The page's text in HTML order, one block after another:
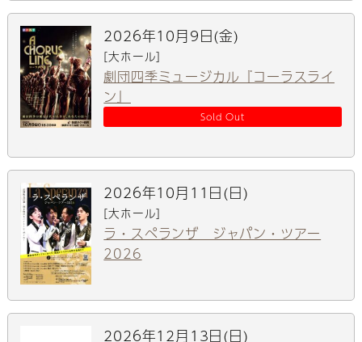
2026年10月9日(金)
[大ホール]
劇団四季ミュージカル『コーラスライ
ン』
Sold Out
2026年10月11日(日)
[大ホール]
ラ・スペランザ ジャパン・ツアー
2026
2026年12月13日(日)